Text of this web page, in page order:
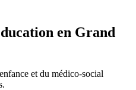
en Grand
et du médico-social